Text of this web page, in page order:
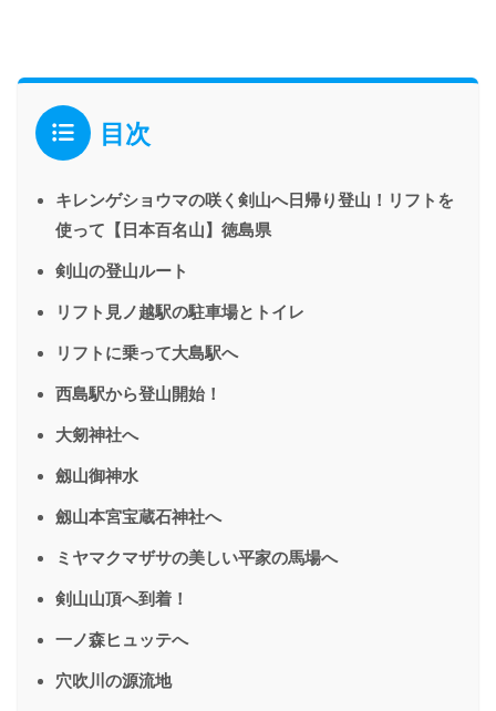
目次
キレンゲショウマの咲く剣山へ日帰り登山！リフトを
使って【日本百名山】徳島県
剣山の登山ルート
リフト見ノ越駅の駐車場とトイレ
リフトに乗って大島駅へ
西島駅から登山開始！
大剱神社へ
劔山御神水
劔山本宮宝蔵石神社へ
ミヤマクマザサの美しい平家の馬場へ
剣山山頂へ到着！
一ノ森ヒュッテへ
穴吹川の源流地